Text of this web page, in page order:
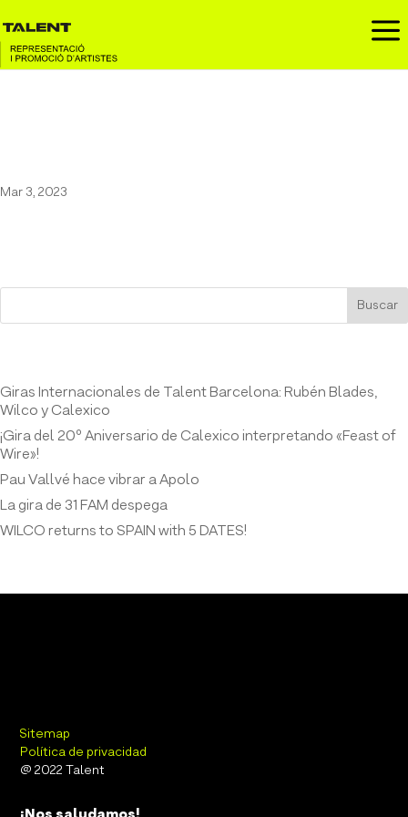
a
Mar 3, 2023
Buscar
Giras Internacionales de Talent Barcelona: Rubén Blades,
Wilco y Calexico
¡Gira del 20º Aniversario de Calexico interpretando «Feast of
Wire»!
Pau Vallvé hace vibrar a Apolo
La gira de 31 FAM despega
WILCO returns to SPAIN with 5 DATES!
Sitemap
Política de privacidad
@ 2022 Talent